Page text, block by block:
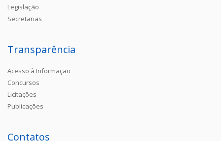
Legislação
Secretarias
Transparência
Acesso à Informação
Concursos
Licitações
Publicações
Contatos